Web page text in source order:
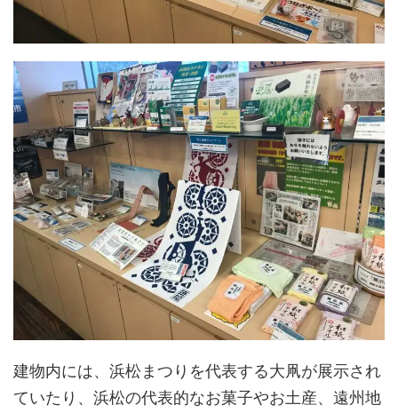
建物内には、浜松まつりを代表する大凧が展示され
ていたり、浜松の代表的なお菓子やお土産、遠州地